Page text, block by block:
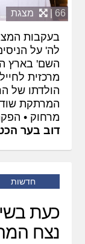
66 | מצגת
בעקבות
לה' על
השם' בארץ
מרכזית
הולדתו של
המרתקת
מרחוק •
דוב בער
חדשות
כעת
נצח